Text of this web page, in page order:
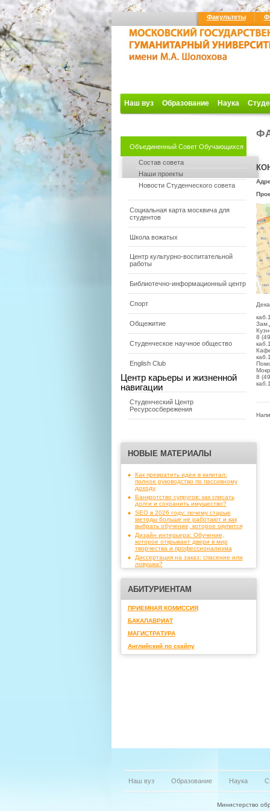
Факультеты
Наш вуз Образование Наука
Объединенный Совет Обучающихся
Состав совета
Наши проекты
Новости Студенческого совета
Социальная карта москвича для
студентов
Школа вожатых
Центр культурно-воспитательной
работы
Библиотечно-информационный центр
Спорт
Общежитие
Студенческое научное общество
English Club
Центр карьеры и жизненной
навигации
Студенческий Центр
Ресурсосбережения
НОВЫЕ МАТЕРИАЛЫ
Как превратить идеи в капитал:
полное руководство по пассивному
доходу
Банкротство супругов: как списать
долги и сохранить имущество?
SEO в 2026 году: почему старые
методы больше не работают и как
выбрать обучение, которое окупится
Дизайн интерьера: Обучение,
которое открывает двери в мир
творчества и профессионализма
Диссертация на заказ: спасение или
ловушка?
АБИТУРИЕНТАМ
ПРИЕМНАЯ КОМИССИЯ
БАКАЛАВРИАТ
МАГИСТРАТУРА
Английский по скайпу
8
8
Наш вуз Образование Наука
Министерство